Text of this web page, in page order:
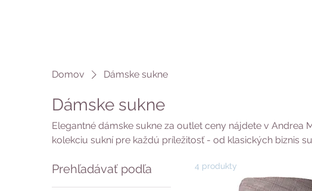
Domov Dámske sukne
Dámske sukne
Elegantné dámske sukne za outlet ceny nájdete v Andrea
kolekciu sukní pre každú príležitosť - od klasických biznis
nosenie či maxi sukne pre maximálnu eleganciu. V našej
rôznych strihoch, vzoroch a materiáloch za skvelé outlet
Prehľadávať podľa 4 produkty